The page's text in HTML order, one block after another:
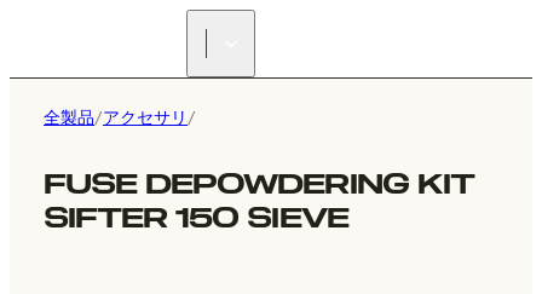
全製品/アクセサリ /
FUSE DEPOWDERING KIT
SIFTER 150 SIEVE